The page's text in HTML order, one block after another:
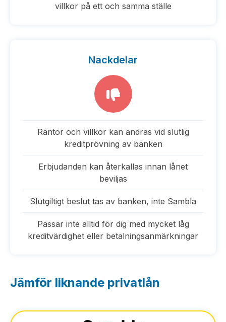
villkor på ett och samma ställe
Nackdelar
Räntor och villkor kan ändras vid slutlig
kreditprövning av banken
Erbjudanden kan återkallas innan lånet
beviljas
Slutgiltigt beslut tas av banken, inte Sambla
Passar inte alltid för dig med mycket låg
kreditvärdighet eller betalningsanmärkningar
Jämför liknande privatlån